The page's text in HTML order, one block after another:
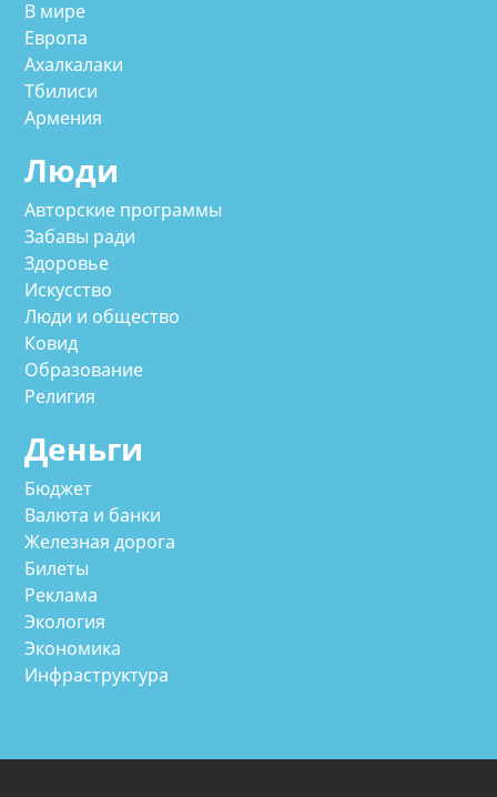
В мире
Европа
Ахалкалаки
Тбилиси
Армения
Люди
Авторские программы
Забавы ради
Здоровье
Искусство
Люди и общество
Ковид
Образование
Религия
Деньги
Бюджет
Валюта и банки
Железная дорога
Билеты
Реклама
Экология
Экономика
Инфраструктура